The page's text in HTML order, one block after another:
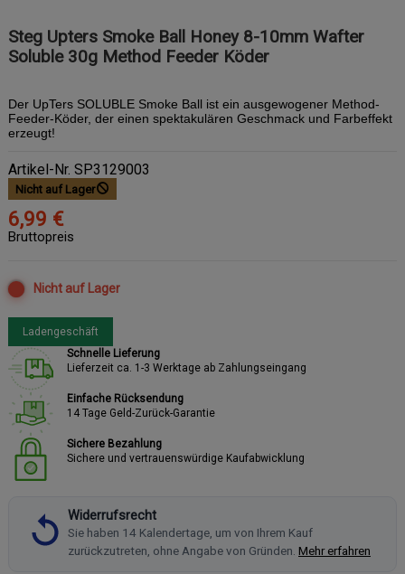
Steg Upters Smoke Ball Honey 8-10mm Wafter
Soluble 30g Method Feeder Köder
Der UpTers SOLUBLE Smoke Ball ist ein ausgewogener Method-
Feeder-Köder, der einen spektakulären Geschmack und Farbeffekt
erzeugt!
Artikel-Nr. SP3129003
Nicht auf Lager
6,99 €
Bruttopreis
Nicht auf Lager
Ladengeschäft
Schnelle Lieferung
Lieferzeit ca. 1-3 Werktage ab Zahlungseingang
Einfache Rücksendung
14 Tage Geld-Zurück-Garantie
Sichere Bezahlung
Sichere und vertrauenswürdige Kaufabwicklung
Widerrufsrecht
Sie haben 14 Kalendertage, um von Ihrem Kauf
zurückzutreten, ohne Angabe von Gründen. Mehr erfahren